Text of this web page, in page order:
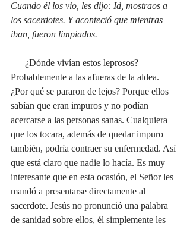
Cuando él los vio, les dijo: Id, mostraos a
los sacerdotes. Y aconteció que mientras
iban, fueron limpiados.
Probablemente a las afueras de la aldea.
¿Por qué se pararon de lejos? Porque ellos
sabían que eran impuros y no podían
acercarse a las personas sanas. Cualquiera
que los tocara, además de quedar impuro
también, podría contraer su enfermedad. Así
que está claro que nadie lo hacía. Es muy
interesante que en esta ocasión, el Señor les
mandó a presentarse directamente al
sacerdote. Jesús no pronunció una palabra
de sanidad sobre ellos, él simplemente les